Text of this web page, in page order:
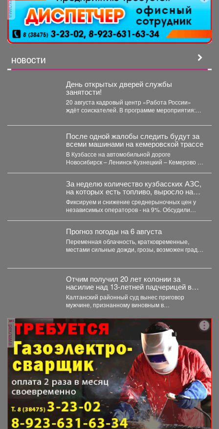
реклама
НОВОСТИ
День открытых дверей службы
занятости!
20 августа кадровый центр «Работа России»
ждёт соискателей. В программе мероприятия:
После одной жалобы следить будут за
всеми машинами на кемеровской трассе
В Кузбассе на автомобильной дороге
Новосибирск – Ленинск-Кузнецкий – Кемерово –
За неделю количество кузбасских АЗС,
на которых есть топливо, выросло на
21,3%.
Фиксируем и снижение среднерыночных цен у
независимых операторов - на 9%. Обсудили
Прогноз погоды на 6 августа
Переменная облачность, кратковременные,
местами сильные дожди, грозы, возможен град.
Отчим получил 20 лет колонии за
насилие над 13‑летней падчерицей в
Кузбассе
Калтанский районный суд вынес приговор
мужчине, признанному виновным в
неприкосновенности малолетней девочки....
реклама